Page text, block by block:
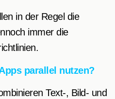
in der Regel die
immer die
parallel nutzen?
Text-, Bild- und